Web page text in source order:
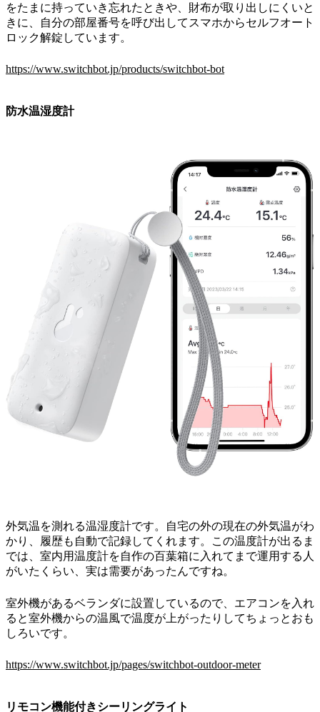
をたまに持っていき忘れたときや、財布が取り出しにくいと
きに、自分の部屋番号を呼び出してスマホからセルフオート
ロック解錠しています。
https://www.switchbot.jp/products/switchbot-bot
防水温湿度計
外気温を測れる温湿度計です。自宅の外の現在の外気温がわ
かり、履歴も自動で記録してくれます。この温度計が出るま
では、室内用温度計を自作の百葉箱に入れてまで運用する人
がいたくらい、実は需要があったんですね。
室外機があるベランダに設置しているので、エアコンを入れ
ると室外機からの温風で温度が上がったりしてちょっとおも
しろいです。
https://www.switchbot.jp/pages/switchbot-outdoor-meter
リモコン機能付きシーリングライト